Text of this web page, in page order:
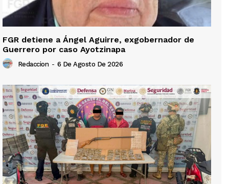
FGR detiene a Ángel Aguirre, exgobernador de
Guerrero por caso Ayotzinapa
Redaccion - 6 De Agosto De 2026